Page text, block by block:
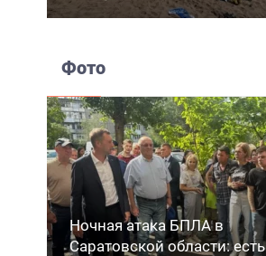
Фото
Ночная атака БПЛА в
Саратовской области: есть